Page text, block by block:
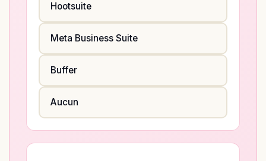
Hootsuite
Meta Business Suite
Buffer
Aucun